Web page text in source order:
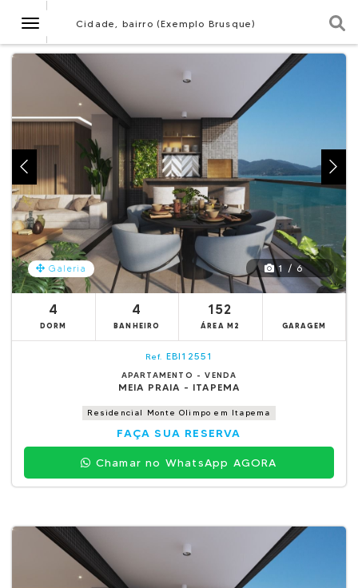
NavegaçãoCidade, bairro (Exemplo Brusque)
Galeria 1 / 6
4
DORM
4
BANHEIRO
152
ÁREA M2 GARAGEM
Ref. EBI12551
APARTAMENTO - VENDA
MEIA PRAIA - ITAPEMA
Residencial Monte Olimpo em Itapema
FAÇA SUA RESERVA
Chamar no WhatsApp AGORA